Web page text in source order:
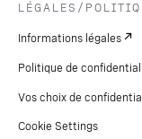
LÉGALES/
Informations légales
Politique de
Vos choix de
Cookie Settings